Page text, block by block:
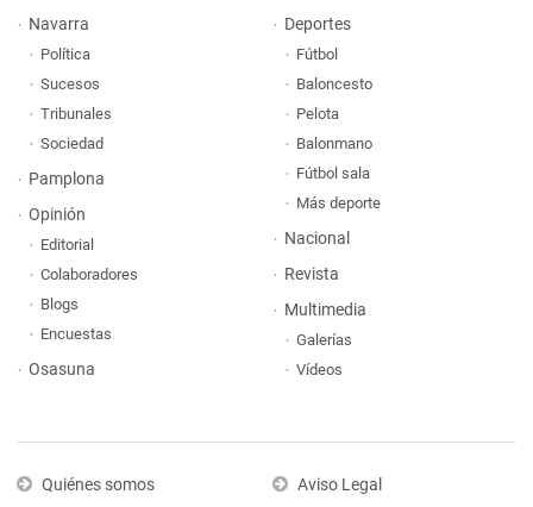
Navarra
Política
Sucesos
Tribunales
Sociedad
Pamplona
Opinión
Editorial
Colaboradores
Blogs
Encuestas
Osasuna
Deportes
Fútbol
Baloncesto
Pelota
Balonmano
Fútbol sala
Más deporte
Nacional
Revista
Multimedia
Galerías
Vídeos
Quiénes somos Aviso Legal